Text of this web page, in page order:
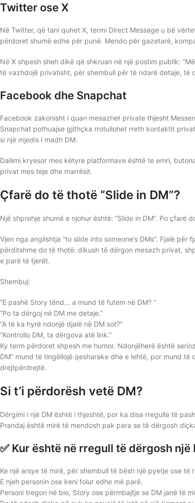
Twitter ose X
Në Twitter, që tani quhet X, termi Direct Message u bë
përdoret shumë edhe për punë. Mendo për gazetarë,
Në X shpesh sheh dikë që shkruan në një postim publik:
të vazhdojë privatisht, për shembull për të ndarë detaje, të
Facebook dhe Snapchat
Facebook zakonisht i quan mesazhet private thjesht
Snapchat pothuajse gjithçka rrotullohet rreth kontaktit
si një mjedis i madh DM.
Dallimi kryesor mes këtyre platformave është te emri,
privat mes teje dhe marrësit.
Çfarë do të thotë “Slide in DM”?
Një shprehje shumë e njohur është: “Slide in DM”. Po çfarë
Vjen nga anglishtja “to slide into someone’s DMs”. Fjalë
përditshme do të thotë: dikush të dërgon mesazh privat,
e parë të tjerët.
Shembuj:
“E pashë Story tënd… a mund të futem në DM? ”
“Po ta dërgoj në DM me detaje.”
“A të ka hyrë ndonjë djalë në DM sot?”
“Kontrollo DM, ta dërgova atë link.”
Ky term përdoret shpesh me humor. Ndonjëherë është
DM” mund të tingëllojë qesharake dhe e lehtë, por mund
drejtpërdrejtë.
Si t’i përdorësh vetë DM?
Dërgimi i një DM është i thjeshtë, por ka disa rregulla të
Prandaj është mirë të mendosh pak para se të dërgosh
✅ Kur është në rregull të dërgosh një
Ke një arsye të mirë, për shembull të bësh një pyetje ose
E njeh personin ose keni folur edhe më parë.
Personi tregon në bio, Story ose përmbajtje se DM janë të